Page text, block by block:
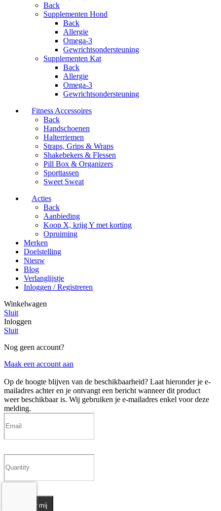
Back
Supplementen Hond
Back
Allergie
Omega-3
Gewrichtsondersteuning
Supplementen Kat
Back
Allergie
Omega-3
Gewrichtsondersteuning
Fitness Accessoires
Back
Handschoenen
Halterriemen
Straps, Grips & Wraps
Shakebekers & Flessen
Pill Box & Organizers
Sporttassen
Sweet Sweat
Acties
Back
Aanbieding
Koop X, krijg Y met korting
Opruiming
Merken
Doelstelling
Nieuw
Blog
Verlanglijstje
Inloggen / Registreren
Winkelwagen
Sluit
Inloggen
Sluit
Nog geen account?
Maak een account aan
Op de hoogte blijven van de beschikbaarheid? Laat hieronder je e-
mailadres achter en je ontvangt een bericht wanneer dit product
weer beschikbaar is. Wij gebruiken je e-mailadres enkel voor deze
melding.
Informeer mij